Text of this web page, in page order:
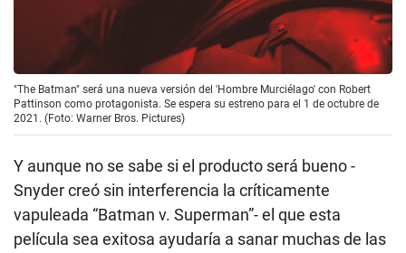
"The Batman" será una nueva versión del 'Hombre Murciélago' con Robert
Pattinson como protagonista. Se espera su estreno para el 1 de octubre de
2021. (Foto: Warner Bros. Pictures)
Y aunque no se sabe si el producto será bueno -
Snyder creó sin interferencia la críticamente
vapuleada “Batman v. Superman”- el que esta
película sea exitosa ayudaría a sanar muchas de las